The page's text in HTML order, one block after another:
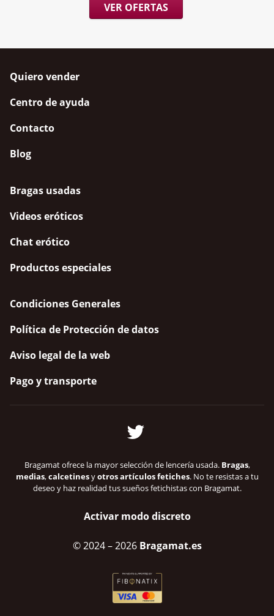
VER OFERTAS
Quiero vender
Centro de ayuda
Contacto
Blog
Bragas usadas
Videos eróticos
Chat erótico
Productos especiales
Condiciones Generales
Política de Protección de datos
Aviso legal de la web
Pago y transporte
Bragamat ofrece la mayor selección de lencería usada. Bragas,
medias,calcetinesyotros artículos fetiches. No te resistas a tu
deseo y haz realidad tus sueños fetichistas con Bragamat.
Activar modo discreto
© 2024– 2026 Bragamat.es